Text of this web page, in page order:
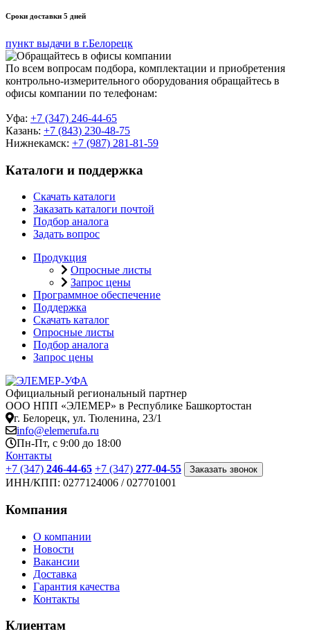
Сроки доставки 5 дней
пункт выдачи в г.Белорецк
По всем вопросам подбора, комплектации и приобретения
контрольно-измерительного оборудования обращайтесь в
офисы компании по телефонам:
Уфа: +7 (347) 246-44-65
Казань: +7 (843) 230-48-75
Нижнекамск: +7 (987) 281-81-59
Каталоги и поддержка
Скачать каталоги
Заказать каталоги почтой
Подбор аналога
Задать вопрос
Продукция
Опросные листы
Запрос цены
Программное обеспечение
Поддержка
Скачать каталог
Опросные листы
Подбор аналога
Запрос цены
Официальный региональный партнер
ООО НПП «ЭЛЕМЕР» в Республике Башкортостан
г. Белорецк, ул. Тюленина, 23/1
info@elemerufa.ru
Пн-Пт, с 9:00 до 18:00
Контакты
+7 (347) 246-44-65 +7 (347) 277-04-55 Заказать звонок
ИНН/КПП: 0277124006 / 027701001
Компания
О компании
Новости
Вакансии
Доставка
Гарантия качества
Контакты
Клиентам